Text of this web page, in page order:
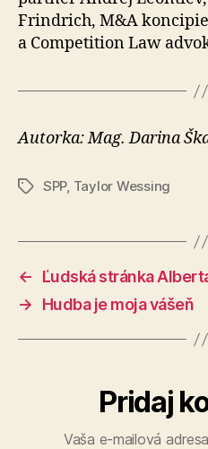
Frindrich, M&A
a Competition Law
Autorka: Mag. Darina
Značky
SPP, Taylor Wessing
←
Ľudská stránka
→
Hudba je moja vášeň
Pridaj
Vaša e-mailová